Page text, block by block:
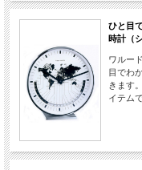
※この商品は予約販売となって
期をお問い合わせください。
ひと目
時計（
ワルー
目でわ
きます
イテム